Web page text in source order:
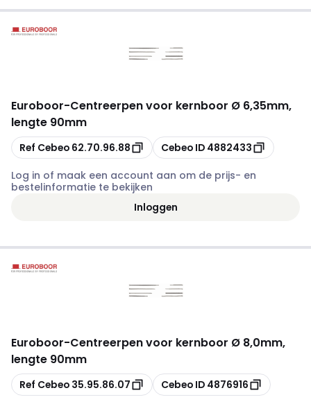
Euroboor-Centreerpen voor kernboor Ø 6,35mm,
lengte 90mm
Kopiëren
Ref Cebeo 62.70.96.88 Kopiëren
Cebeo ID 4882433
Log in of maak een account aan om de prijs- en
bestelinformatie te bekijken
Inloggen
Euroboor-Centreerpen voor kernboor Ø 8,0mm,
lengte 90mm
Kopiëren
Ref Cebeo 35.95.86.07 Kopiëren
Cebeo ID 4876916